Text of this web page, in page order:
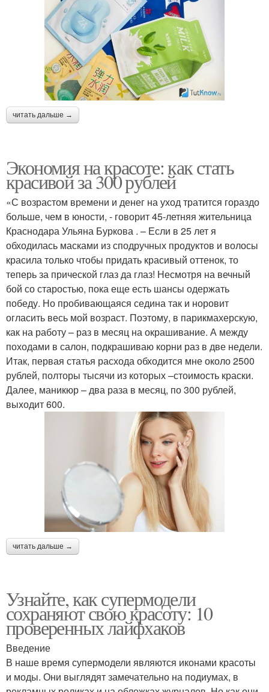
читать дальше →
Экономия на красоте: как стать
красивой за 300 рублей
«С возрастом времени и денег на уход тратится гораздо
больше, чем в юности, - говорит 45-летняя жительница
Краснодара Ульяна Буркова . – Если в 25 лет я
обходилась масками из сподручных продуктов и волосы
красила только чтобы придать красивый оттенок, то
теперь за прической глаз да глаз! Несмотря на вечный
бой со старостью, пока еще есть шансы одержать
победу. Но пробивающаяся седина так и норовит
огласить весь мой возраст. Поэтому, в парикмахерскую,
как на работу – раз в месяц на окрашивание. А между
походами в салон, подкрашиваю корни раз в две недели.
Итак, первая статья расхода обходится мне около 2500
рублей, полторы тысячи из которых –стоимость краски.
Далее, маникюр – два раза в месяц, по 300 рублей,
выходит 600.
читать дальше →
Узнайте, как супермодели
сохраняют свою красоту: 10
проверенных лайфхаков
Введение
В наше время супермодели являются иконами красоты
и моды. Они выглядят замечательно на подиумах, в